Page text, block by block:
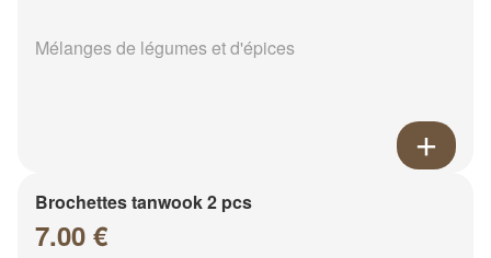
Mélanges de légumes et d'épices
Brochettes tanwook 2 pcs
7.00 €